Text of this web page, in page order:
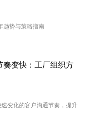
趋势与策略指南
奏变快：工厂组织方
变化的客户沟通节奏，提升